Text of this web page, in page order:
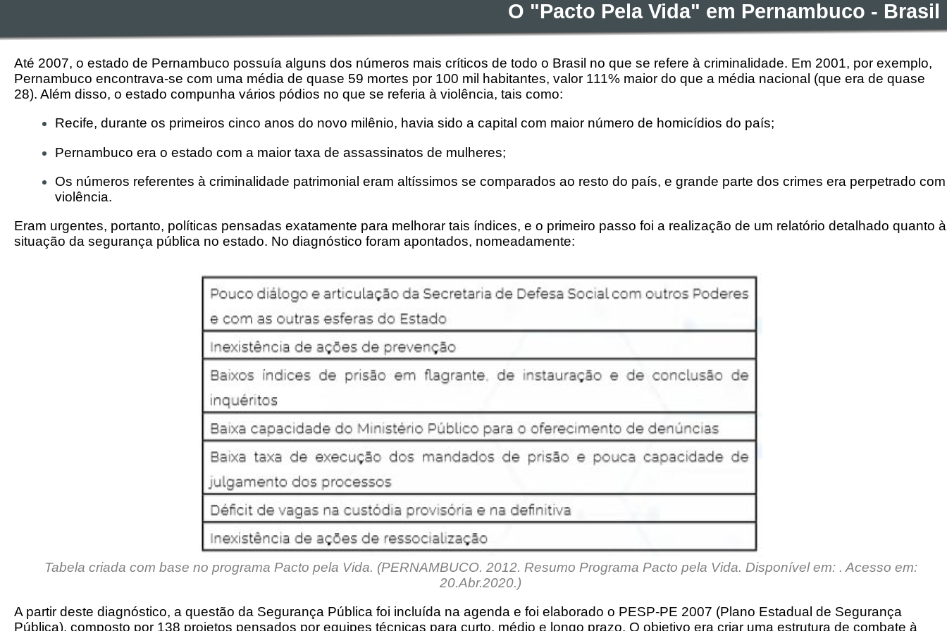
O "Pacto Pela Vida" em Pernambuco - Brasil
Até 2007, o estado de Pernambuco possuía alguns dos números mais críticos de todo o Brasil no que se refere à criminalidade. Em 2001, por exemplo,
Pernambuco encontrava-se com uma média de quase 59 mortes por 100 mil habitantes, valor 111% maior do que a média nacional (que era de quase
28). Além disso, o estado compunha vários pódios no que se referia à violência, tais como:
Recife, durante os primeiros cinco anos do novo milênio, havia sido a capital com maior número de homicídios do país;
Pernambuco era o estado com a maior taxa de assassinatos de mulheres;
Os números referentes à criminalidade patrimonial eram altíssimos se comparados ao resto do país, e grande parte dos crimes era perpetrado com
violência.
Eram urgentes, portanto, políticas pensadas exatamente para melhorar tais índices, e o primeiro passo foi a realização de um relatório detalhado quanto à
situação da segurança pública no estado. No diagnóstico foram apontados, nomeadamente:
Tabela criada com base no programa Pacto pela Vida. (PERNAMBUCO. 2012. Resumo Programa Pacto pela Vida. Disponível em: . Acesso em:
20.Abr.2020.)
A partir deste diagnóstico, a questão da Segurança Pública foi incluída na agenda e foi elaborado o PESP-PE 2007 (Plano Estadual de Segurança
Pública), composto por 138 projetos pensados por equipes técnicas para curto, médio e longo prazo. O objetivo era criar uma estrutura de combate à